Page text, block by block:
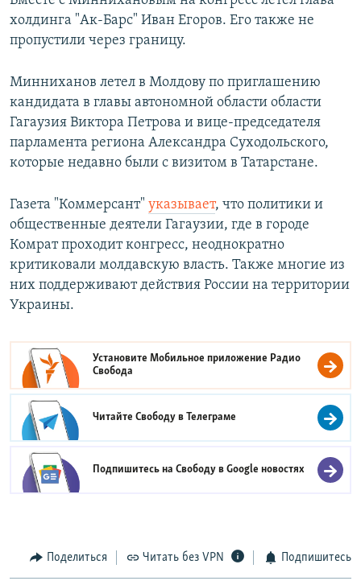
холдинга "Ак-Барс" Иван Егоров. Его также не
пропустили через границу.
Минниханов летел в Молдову по приглашению
кандидата в главы автономной области области
Гагаузия Виктора Петрова и вице-председателя
парламента региона Александра Суходольского,
которые недавно были с визитом в Татарстане.
Газета "Коммерсант" указывает, что политики и
общественные деятели Гагаузии, где в городе
Комрат проходит конгресс, неоднократно
критиковали молдавскую власть. Также многие из
них поддерживают действия России на территории
Украины.
Установите Мобильное приложение Радио
Свобода
Читайте Свободу вТелеграме
Подпишитесь на Свободу вGoogle новостях
Поделиться Читать без VPN Подпишитесь